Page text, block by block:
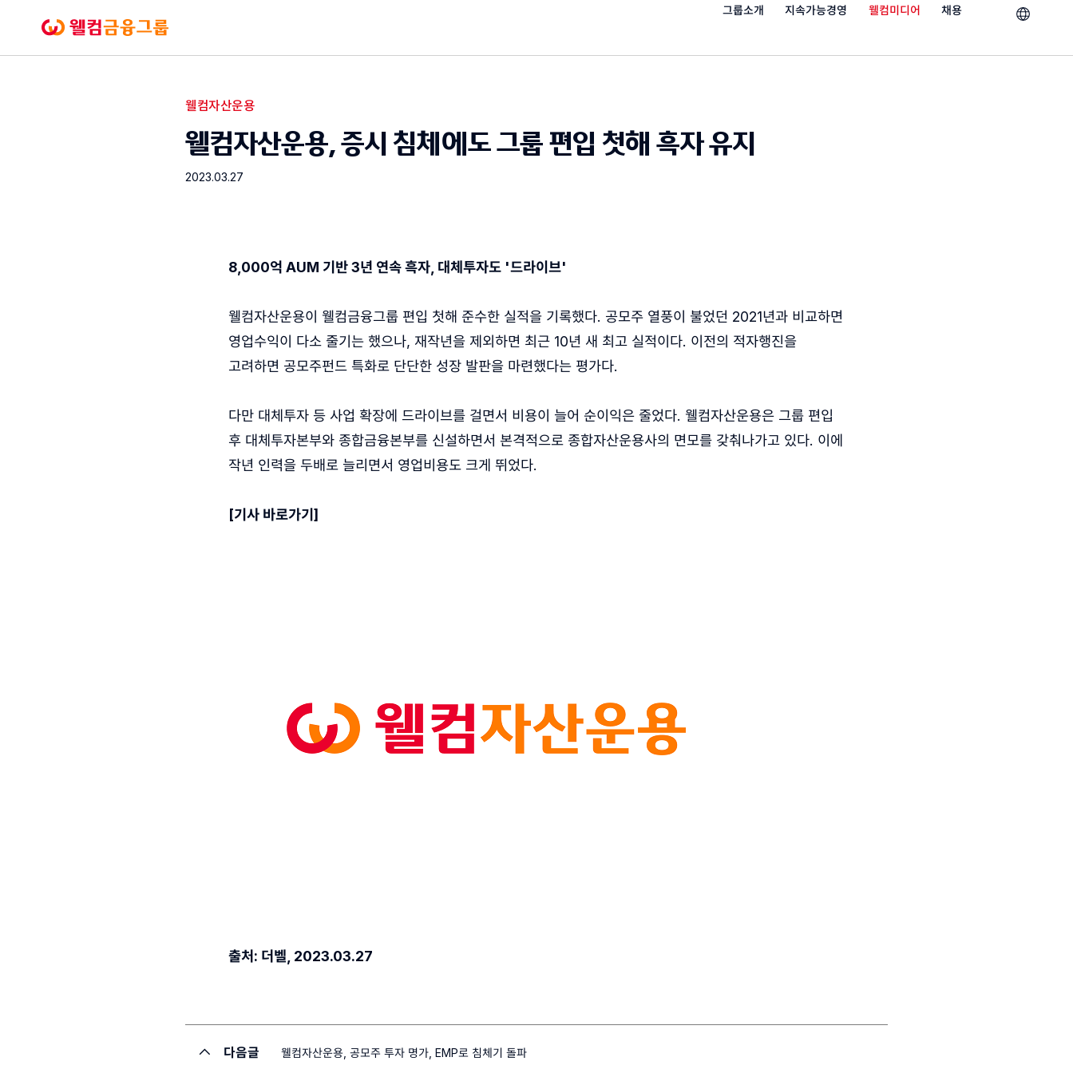
바로가기
그룹소개 지속가능경영 웰컴미디어 채용
웰컴자산운용
웰컴자산운용, 증시 침체에도 그룹 편입 첫해 흑자 유지
2023.03.27
8,000억 AUM 기반 3년 연속 흑자, 대체투자도 '드라이브'
웰컴자산운용이 웰컴금융그룹 편입 첫해 준수한 실적을 기록했다. 공모주 열풍이 불었던 2021년과 비교하면
영업수익이 다소 줄기는 했으나, 재작년을 제외하면 최근 10년 새 최고 실적이다. 이전의 적자행진을
고려하면 공모주펀드 특화로 단단한 성장 발판을 마련했다는 평가다.
다만 대체투자 등 사업 확장에 드라이브를 걸면서 비용이 늘어 순이익은 줄었다. 웰컴자산운용은 그룹 편입
후 대체투자본부와 종합금융본부를 신설하면서 본격적으로 종합자산운용사의 면모를 갖춰나가고 있다. 이에
작년 인력을 두배로 늘리면서 영업비용도 크게 뛰었다.
[기사 바로가기]
출처: 더벨, 2023.03.27
다음글 웰컴자산운용, 공모주 투자 명가, EMP로 침체기 돌파